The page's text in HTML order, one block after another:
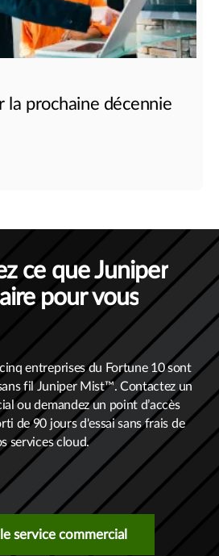
la prochaine décennie
ce que Juniper
pour vous
entreprises du Fortune 10 sont
fil Juniper Mist™. Contactez un
ou demandez un point d’accès
de 90 jours d'essai sans frais de
services cloud.
service commercial